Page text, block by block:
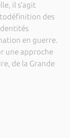
il s’agit
des
en guerre.
une approche
de la Grande